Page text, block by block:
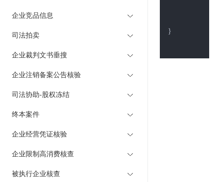
企业竞品信息
司法拍卖
企业裁判文书垂搜
企业注销备案公告核验
司法协助-股权冻结
终本案件
企业经营凭证核验
企业限制高消费核查
被执行企业核查
}